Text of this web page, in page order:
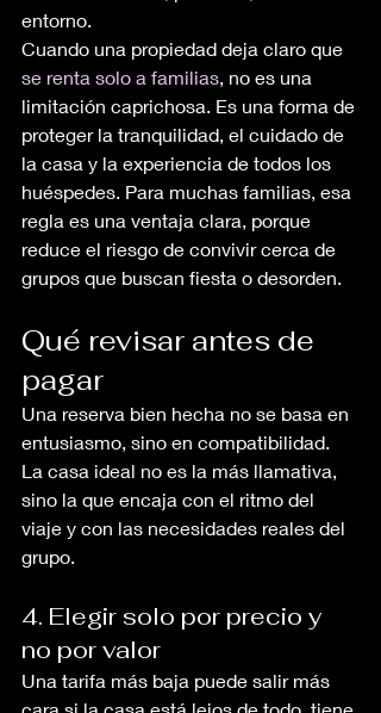
entorno.
Cuando una propiedad deja claro que
se renta solo a familias, no es una
limitación caprichosa. Es una forma de
proteger la tranquilidad, el cuidado de
la casa y la experiencia de todos los
huéspedes. Para muchas familias, esa
regla es una ventaja clara, porque
reduce el riesgo de convivir cerca de
grupos que buscan fiesta o desorden.
Qué revisar antes de
pagar
Una reserva bien hecha no se basa en
entusiasmo, sino en compatibilidad.
La casa ideal no es la más llamativa,
sino la que encaja con el ritmo del
viaje y con las necesidades reales del
grupo.
4. Elegir solo por precio y
no por valor
Una tarifa más baja puede salir más